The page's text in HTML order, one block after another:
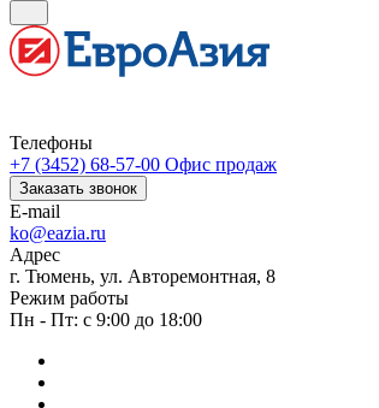
Телефоны
+7 (3452) 68-57-00 Офис продаж
Заказать звонок
E-mail
ko@eazia.ru
Адрес
г. Тюмень, ул. Авторемонтная, 8
Режим работы
Пн - Пт: с 9:00 до 18:00